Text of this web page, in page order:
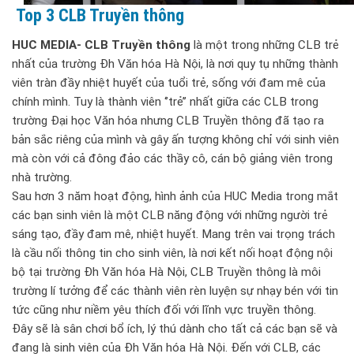
Top 3 CLB Truyền thông
HUC MEDIA- CLB Truyền thông là một trong những CLB trẻ
nhất của trường Đh Văn hóa Hà Nội, là nơi quy tụ những thành
viên tràn đầy nhiệt huyết của tuổi trẻ, sống với đam mê của
chính mình. Tuy là thành viên ‘’trẻ’’ nhất giữa các CLB trong
trường Đại học Văn hóa nhưng CLB Truyền thông đã tạo ra
bản sắc riêng của mình và gây ấn tượng không chỉ với sinh viên
mà còn với cả đông đảo các thầy cô, cán bộ giảng viên trong
nhà trường.
Sau hơn 3 năm hoạt động, hình ảnh của HUC Media trong mắt
các bạn sinh viên là một CLB năng động với những người trẻ
sáng tạo, đầy đam mê, nhiệt huyết. Mang trên vai trọng trách
là cầu nối thông tin cho sinh viên, là nơi kết nối hoạt động nội
bộ tại trường Đh Văn hóa Hà Nội, CLB Truyền thông là môi
trường lí tưởng để các thành viên rèn luyện sự nhạy bén với tin
tức cũng như niềm yêu thích đối với lĩnh vực truyền thông.
Đây sẽ là sân chơi bổ ích, lý thú dành cho tất cả các bạn sẽ và
đang là sinh viên của Đh Văn hóa Hà Nội. Đến với CLB, các